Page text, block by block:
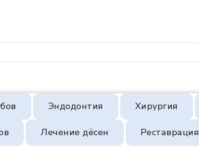
Эндодонтия Хирургия
Лечение дёсен Реставрация